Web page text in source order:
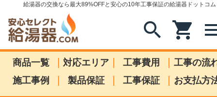
給湯器の交換なら最大89%OFFと安心の10年工事保証の給湯器ドットコム
search shopping_cart
商品一覧 | 対応エリア | 工事費用 | 工事の流
施工事例
| 製品保証 | 工事保証 | お支払方